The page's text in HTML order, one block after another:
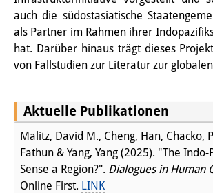
Demographie
Universitäre
Japan
Wissenschaftliche
Stipendienprogramm
Promovierende
auch die südostasiatische
als Partner im Rahmen ihrer
hat. Darüber hinaus trägt dieses
von Fallstudien zur Literatur zur
Aktuelle Publikationen
Malitz, David M., Cheng, Han, Chacko,
Fathun & Yang, Yang (2025). "The
Sense a Region?". Dialogues in Human
Online First. LINK